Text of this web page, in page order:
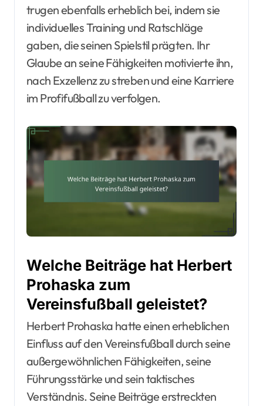
trugen ebenfalls erheblich bei, indem sie
individuelles Training und Ratschläge
gaben, die seinen Spielstil prägten. Ihr
Glaube an seine Fähigkeiten motivierte ihn,
nach Exzellenz zu streben und eine Karriere
im Profifußball zu verfolgen.
Welche Beiträge hat Herbert
Prohaska zum
Vereinsfußball geleistet?
Herbert Prohaska hatte einen erheblichen
Einfluss auf den Vereinsfußball durch seine
außergewöhnlichen Fähigkeiten, seine
Führungsstärke und sein taktisches
Verständnis. Seine Beiträge erstreckten